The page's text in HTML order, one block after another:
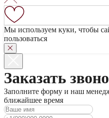
Мы используем куки, чтобы
пользоваться
Заказать
Заполните форму и наш
ближайшее время